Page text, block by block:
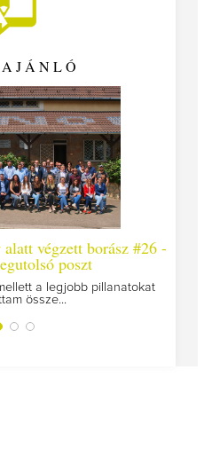
#26 - Így lesz valaki egy
Megírtuk a modulzáró